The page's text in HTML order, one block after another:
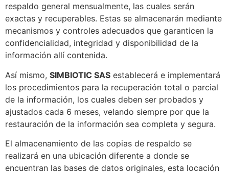
respaldo general mensualmente, las cuales serán
exactas y recuperables. Estas se almacenarán mediante
mecanismos y controles adecuados que garanticen la
confidencialidad, integridad y disponibilidad de la
información allí contenida.
Así mismo, SIMBIOTIC SAS establecerá e implementará
los procedimientos para la recuperación total o parcial
de la información, los cuales deben ser probados y
ajustados cada 6 meses, velando siempre por que la
restauración de la información sea completa y segura.
El almacenamiento de las copias de respaldo se
realizará en una ubicación diferente a donde se
encuentran las bases de datos originales, esta locación